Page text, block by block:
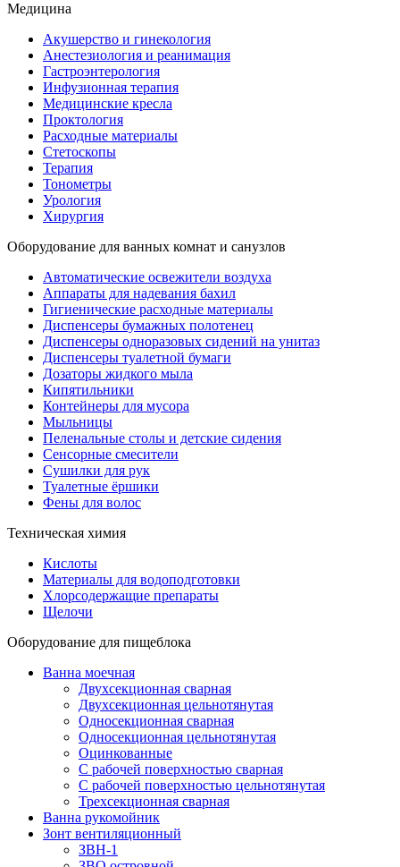
Медицина
Акушерство и гинекология
Анестезиология и реанимация
Гастроэнтерология
Инфузионная терапия
Медицинские кресла
Проктология
Расходные материалы
Стетоскопы
Терапия
Тонометры
Урология
Хирургия
Оборудование для ванных комнат и санузлов
Автоматические освежители воздуха
Аппараты для надевания бахил
Гигиенические расходные материалы
Диспенсеры бумажных полотенец
Диспенсеры одноразовых сидений на унитаз
Диспенсеры туалетной бумаги
Дозаторы жидкого мыла
Кипятильники
Контейнеры для мусора
Мыльницы
Пеленальные столы и детские сидения
Сенсорные смесители
Сушилки для рук
Туалетные ёршики
Фены для волос
Техническая химия
Кислоты
Материалы для водоподготовки
Хлорсодержащие препараты
Щелочи
Оборудование для пищеблока
Ванна моечная
Двухсекционная сварная
Двухсекционная цельнотянутая
Односекционная сварная
Односекционная цельнотянутая
Оцинкованные
С рабочей поверхностью сварная
С рабочей поверхностью цельнотянутая
Трехсекционная сварная
Ванна рукомойник
Зонт вентиляционный
ЗВН-1